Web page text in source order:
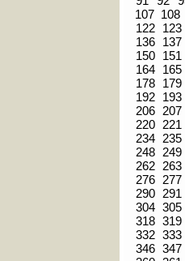
107 108
122
123
136
137
150
151
164
165
178
179
192
193
206 207
220
221
234
235
248
249
262
263
276
277
290
291
304 305
318 319
332 333
346 347